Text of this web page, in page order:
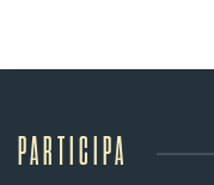
PARTICIPA